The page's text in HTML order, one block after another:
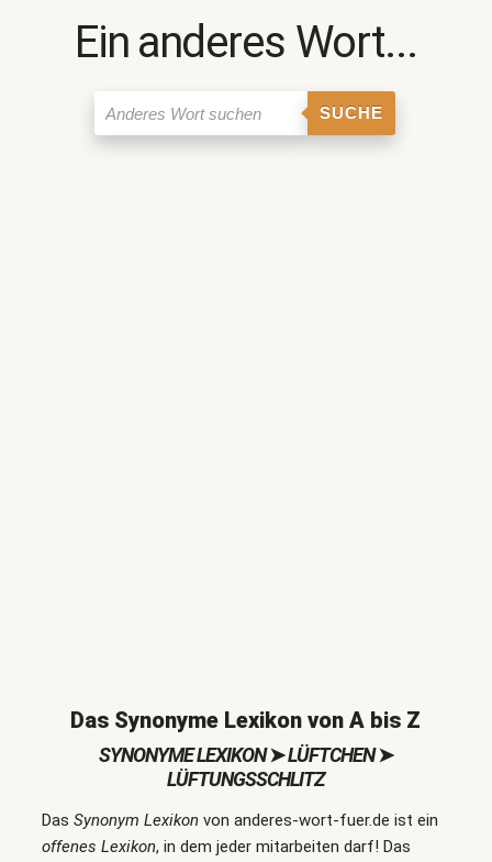
Ein anderes Wort...
SUCHE
Das Synonyme Lexikon von A bis Z
SYNONYME LEXIKON➤LÜFTCHEN➤
LÜFTUNGSSCHLITZ
Das Synonym Lexikonvon anderes-wort-fuer.de ist ein
offenes Lexikon, in dem jeder mitarbeiten darf! Das